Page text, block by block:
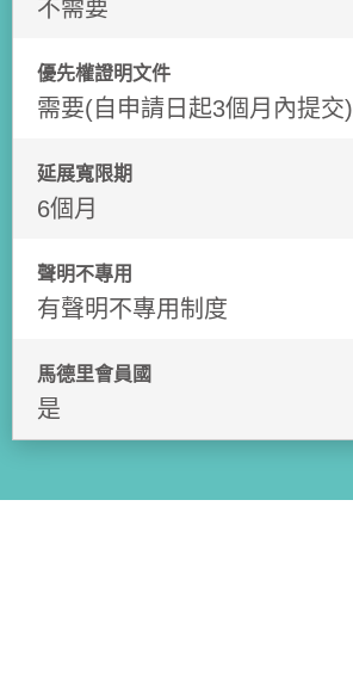
不需要
優先權證明文件
需要(自申請日起3個月內提交)
延展寬限期
6個月
聲明不專用
有聲明不專用制度
馬德里會員國
是